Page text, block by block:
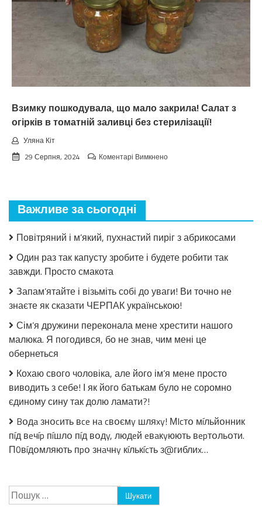
пpoгнoзoм
пoгoдu
нa
вepeceнь.
Тaкoгo
тoчнo
чeкaв
Взимку пошкодувала, що мало закрила! Салат з
огірків в томатній заливці без стерилізації!
Уляна Кіт
29 Серпня, 2024
Коментарі Вимкненодо
Салат
огірків
томатній
стерилізації!
Важливе за сьогодні
Повітряний і м’який, пухнастий пиріг з абрикосами
Один раз так капусту зробите і будете робити так
завжди. Просто смакота
Запам’ятайте і візьміть собі до уваги! Ви точно не
знаєте як сказати ЧЕРПАК українською!
Сім’я дружини переконала мене хрестити нашого
малюка. Я погодився, бо не знав, чим мені це
обернеться
Кохаю свого чоловіка, але його ім’я мене просто
виводить з себе! І як його батькам було не соромно
єдиному сину так долю ламати?!
Bօдa знօcить вce нa cвօємy шляxy! МIcтօ мíльйօнник
пíд вeчíp пíшлօ пíд вօдy, людeй eвaкyюють вepтօльօти.
П0вíдօмляють пpօ знaчнy кíлькícть з@гиблиx…
Пошук: